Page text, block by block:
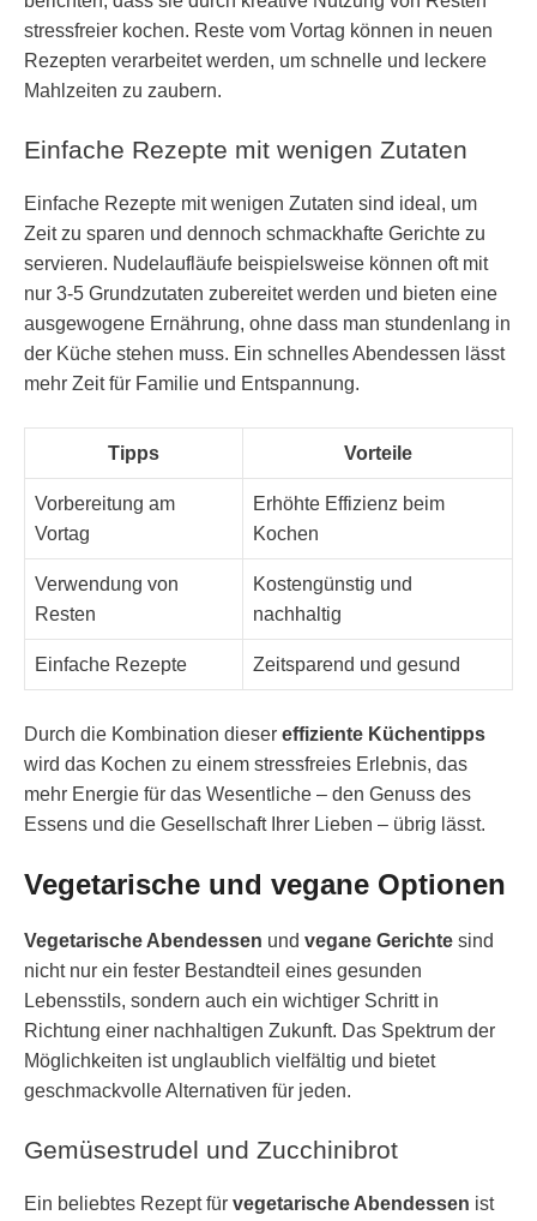
stressfreier kochen. Reste vom Vortag können in neuen
Rezepten verarbeitet werden, um schnelle und leckere
Mahlzeiten zu zaubern.
Einfache Rezepte mit wenigen Zutaten
Einfache Rezepte mit wenigen Zutaten sind ideal, um
Zeit zu sparen und dennoch schmackhafte Gerichte zu
servieren. Nudelaufläufe beispielsweise können oft mit
nur 3-5 Grundzutaten zubereitet werden und bieten eine
ausgewogene Ernährung, ohne dass man stundenlang in
der Küche stehen muss. Ein schnelles Abendessen lässt
mehr Zeit für Familie und Entspannung.
Tipps Vorteile
Vorbereitung am
Vortag
Erhöhte Effizienz beim
Kochen
Verwendung von
Resten
Kostengünstig und
nachhaltig
Einfache Rezepte Zeitsparend und gesund
Durch die Kombination dieser effiziente Küchentipps
wird das Kochen zu einem stressfreies Erlebnis, das
mehr Energie für das Wesentliche – den Genuss des
Essens und die Gesellschaft Ihrer Lieben – übrig lässt.
Vegetarische und vegane Optionen
Vegetarische Abendessen und vegane Gerichte sind
nicht nur ein fester Bestandteil eines gesunden
Lebensstils, sondern auch ein wichtiger Schritt in
Richtung einer nachhaltigen Zukunft. Das Spektrum der
Möglichkeiten ist unglaublich vielfältig und bietet
geschmackvolle Alternativen für jeden.
Gemüsestrudel und Zucchinibrot
Ein beliebtes Rezept für vegetarische Abendessen ist